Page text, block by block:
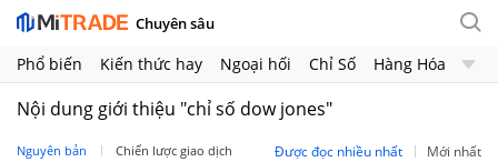
Chuyên sâu
Phổ biến Kiến thức hay Ngoại hối Chỉ Số
Hàng Hóa
Chứng Khoán
Crypto
Nội dung giới thiệu "chỉ số dow jones"
Nguyên bản Chiến lược giao dịch Được đọc nhiều nhất Mới nhất